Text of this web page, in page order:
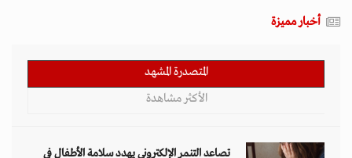
أخبار مميزة
المتصدرة المشهد
الأكثر مشاهدة
تصاعد التنمر الإلكتروني يهدد سلامة الأطفال في